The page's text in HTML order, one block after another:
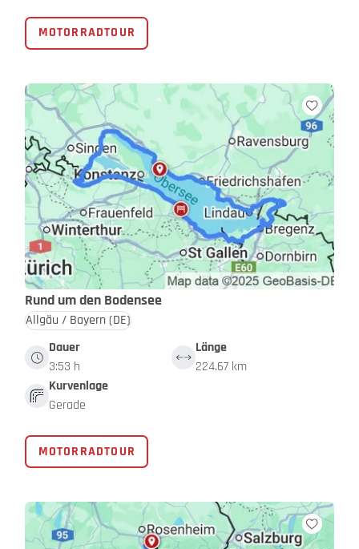
MOTORRADTOUR
Rund um den Bodensee
Allgäu / Bayern(DE)
Dauer
3:53 h
Länge
224.67 km
Kurvenlage
Gerade
MOTORRADTOUR